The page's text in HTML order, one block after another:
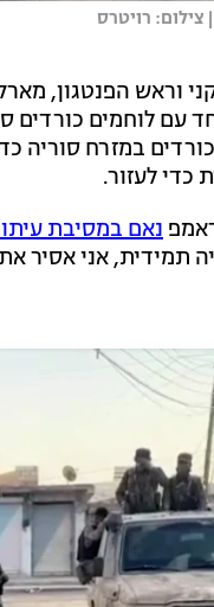
צילום: רויטרס
וראש הפנטגון,
עם לוחמים
במזרח סוריה
כדי לעזור.
נאם במסיבת
תמידית, אני אסיר